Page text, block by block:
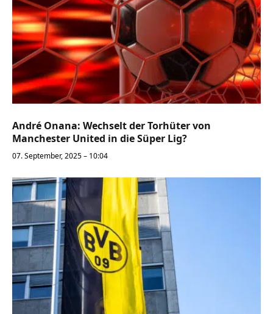
André Onana: Wechselt der Torhüter von
Manchester United in die Süper Lig?
07. September, 2025 – 10:04